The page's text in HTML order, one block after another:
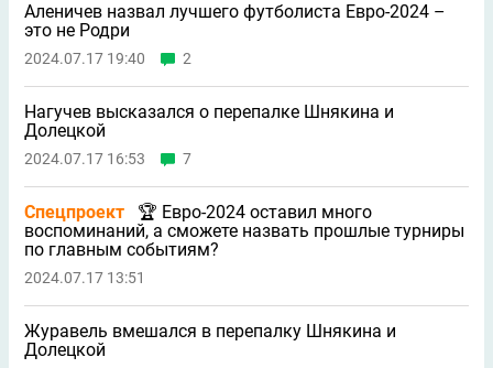
Аленичев назвал лучшего футболиста Евро-2024 –
это не Родри
2024.07.17 19:40 2
Нагучев высказался о перепалке Шнякина и
Долецкой
2024.07.17 16:53 7
Спецпроект
🏆 Евро-2024 оставил много
воспоминаний, а сможете назвать прошлые турниры
по главным событиям?
2024.07.17 13:51
Журавель вмешался в перепалку Шнякина и
Долецкой